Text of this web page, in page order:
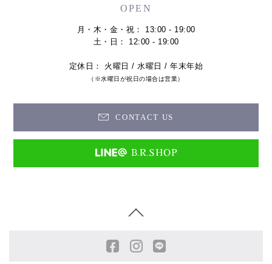
OPEN
月・木・金・祝： 13:00 - 19:00
土・日： 12:00 - 19:00
定休日： 火曜日 / 水曜日 / 年末年始
（※水曜日が祝日の場合は営業）
CONTACT US